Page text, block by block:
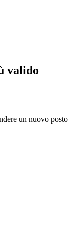
valido
un nuovo posto